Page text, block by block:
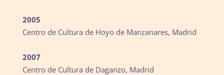
2005
Centro de Cultura de Hoyo de Manzanares, Madrid
2007
Centro de Cultura de Daganzo, Madrid